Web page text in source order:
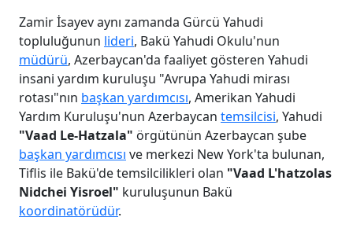
Zamir İsayev aynı zamanda Gürcü Yahudi
topluluğunun lideri, Bakü Yahudi Okulu'nun
müdürü, Azerbaycan'da faaliyet gösteren Yahudi
insani yardım kuruluşu "Avrupa Yahudi mirası
rotası"nın başkan yardımcısı, Amerikan Yahudi
Yardım Kuruluşu'nun Azerbaycan temsilcisi, Yahudi
"Vaad Le-Hatzala" örgütünün Azerbaycan şube
başkan yardımcısı ve merkezi New York'ta bulunan,
Tiflis ile Bakü'de temsilcilikleri olan "Vaad L'hatzolas
Nidchei Yisroel" kuruluşunun Bakü
koordinatörüdür.